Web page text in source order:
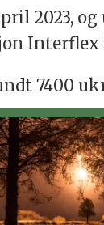
2023,
7400